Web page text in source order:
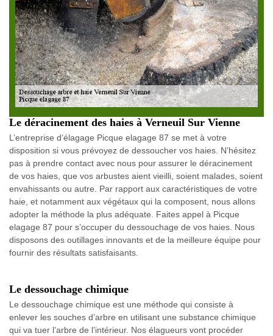
Le déracinement des haies à Verneuil Sur Vienne
L’entreprise d’élagage Picque elagage 87 se met à votre
disposition si vous prévoyez de dessoucher vos haies. N’hésitez
pas à prendre contact avec nous pour assurer le déracinement
de vos haies, que vos arbustes aient vieilli, soient malades, soient
envahissants ou autre. Par rapport aux caractéristiques de votre
haie, et notamment aux végétaux qui la composent, nous allons
adopter la méthode la plus adéquate. Faites appel à Picque
elagage 87 pour s’occuper du dessouchage de vos haies. Nous
disposons des outillages innovants et de la meilleure équipe pour
fournir des résultats satisfaisants.
Le dessouchage chimique
Le dessouchage chimique est une méthode qui consiste à
enlever les souches d’arbre en utilisant une substance chimique
qui va tuer l’arbre de l’intérieur. Nos élagueurs vont procéder